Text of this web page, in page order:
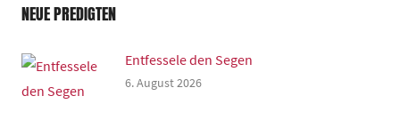
NEUE PREDIGTEN
Entfessele den Segen
6. August 2026